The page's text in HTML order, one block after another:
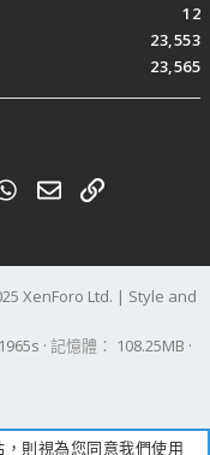
12
23,553
23,565
WhatsApp
電子郵件
連結
XenForo Ltd. | Style and
記憶體 108.25MB
則視為您同意我們使用